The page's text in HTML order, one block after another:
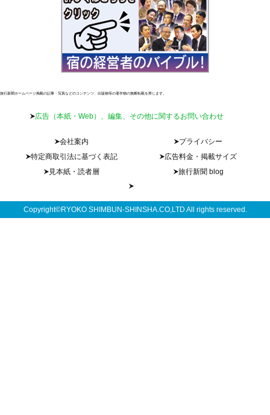
旅行新聞ホームページ掲載の記事・写真などのコンテンツ、出版物等の著作物の無断転載を禁じます。
広告（本紙・Web）、編集、その他に関するお問い合わせ
会社案内
プライバシー
特定商取引法に基づく表記
広告料金・掲載サイズ
見本紙・読者層
旅行新聞 blog
Copyright©RYOKO SHIMBUN-SHINSHA.CO,LTD All rights reserved.